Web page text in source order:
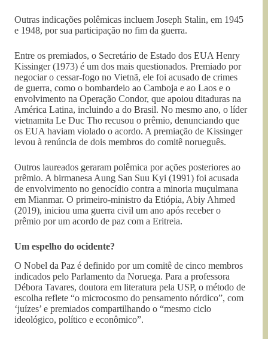
Outras indicações polêmicas incluem Joseph Stalin, em 1945
e 1948, por sua participação no fim da guerra.
Entre os premiados, o Secretário de Estado dos EUA Henry
Kissinger (1973) é um dos mais questionados. Premiado por
negociar o cessar-fogo no Vietnã, ele foi acusado de crimes
de guerra, como o bombardeio ao Camboja e ao Laos e o
envolvimento na Operação Condor, que apoiou ditaduras na
América Latina, incluindo a do Brasil. No mesmo ano, o líder
vietnamita Le Duc Tho recusou o prêmio, denunciando que
os EUA haviam violado o acordo. A premiação de Kissinger
levou à renúncia de dois membros do comitê norueguês.
Outros laureados geraram polêmica por ações posteriores ao
prêmio. A birmanesa Aung San Suu Kyi (1991) foi acusada
de envolvimento no genocídio contra a minoria muçulmana
em Mianmar. O primeiro-ministro da Etiópia, Abiy Ahmed
(2019), iniciou uma guerra civil um ano após receber o
prêmio por um acordo de paz com a Eritreia.
Um espelho do ocidente?
O Nobel da Paz é definido por um comitê de cinco membros
indicados pelo Parlamento da Noruega. Para a professora
Débora Tavares, doutora em literatura pela USP, o método de
escolha reflete “o microcosmo do pensamento nórdico”, com
‘juízes’ e premiados compartilhando o “mesmo ciclo
ideológico, político e econômico”.